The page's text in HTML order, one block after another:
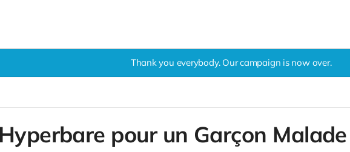
Thank you everybody. Our campaign is now over.
pour un Garçon Malade